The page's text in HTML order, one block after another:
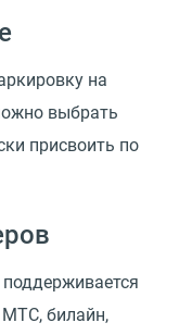
на
выбрать
присвоить по
билайн,